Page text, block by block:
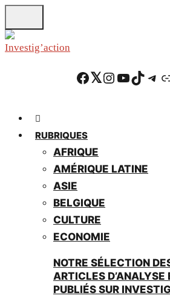
to
main
Facebook Twitter Instagram YouTube TikTok Telegram Lien
RUBRIQUES
AFRIQUE
AMÉRIQUE LATINE
ASIE
BELGIQUE
CULTURE
ECONOMIE
NOTRE SÉLECTION
ARTICLES D’ANALYSE
PUBLIÉS SUR